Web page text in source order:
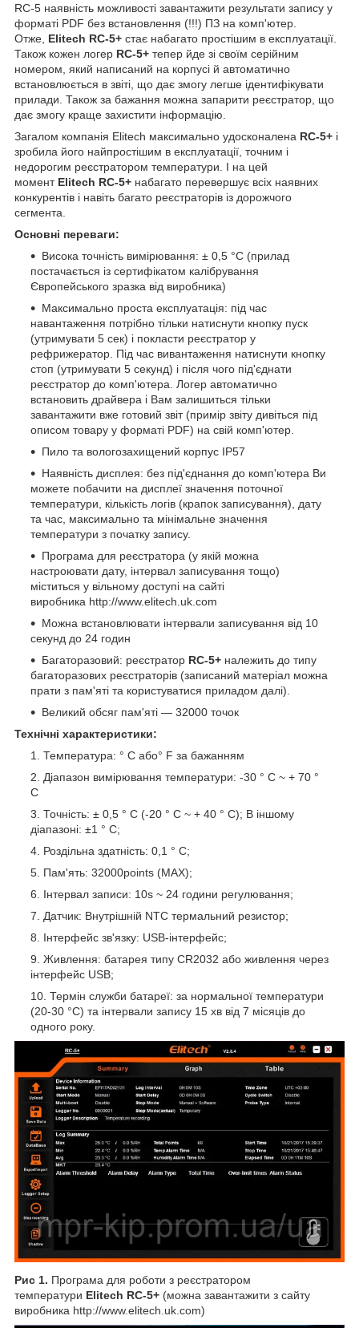
RC-5 наявність можливості завантажити результати запису у
форматі PDF без встановлення (!!!) ПЗ на комп'ютер.
Отже, Elitech RC-5+ стає набагато простішим в експлуатації.
Також кожен логер RC-5+ тепер йде зі своїм серійним
номером, який написаний на корпусі й автоматично
встановлюється в звіті, що дає змогу легше ідентифікувати
прилади. Також за бажання можна запарити реєстратор, що
дає змогу краще захистити інформацію.
Загалом компанія Elitech максимально удосконалена RC-5+ і
зробила його найпростішим в експлуатації, точним і
недорогим реєстратором температури. І на цей
момент Elitech RC-5+ набагато перевершує всіх наявних
конкурентів і навіть багато реєстраторів із дорожчого
сегмента.
Основні переваги:
Висока точність вимірювання: ± 0,5 °C (прилад
постачається із сертифікатом калібрування
Європейського зразка від виробника)
Максимально проста експлуатація: під час
навантаження потрібно тільки натиснути кнопку пуск
(утримувати 5 сек) і покласти реєстратор у
рефрижератор. Під час вивантаження натиснути кнопку
стоп (утримувати 5 секунд) і після чого під'єднати
реєстратор до комп'ютера. Логер автоматично
встановить драйвера і Вам залишиться тільки
завантажити вже готовий звіт (примір звіту дивіться під
описом товару у форматі PDF) на свій комп'ютер.
Пило та вологозахищений корпус IP57
Наявність дисплея: без під'єднання до комп'ютера Ви
можете побачити на дисплеї значення поточної
температури, кількість логів (крапок записування), дату
та час, максимально та мінімальне значення
температури з початку запису.
Програма для реєстратора (у якій можна
настроювати дату, інтервал записування тощо)
міститься у вільному доступі на сайті
виробника http://www.elitech.uk.com
Можна встановлювати інтервали записування від 10
секунд до 24 годин
Багаторазовий: реєстратор RC-5+ належить до типу
багаторазових реєстраторів (записаний матеріал можна
прати з пам'яті та користуватися приладом далі).
Великий обсяг пам'яті — 32000 точок
Технічні характеристики:
Температура: ° С або° F за бажанням
Діапазон вимірювання температури: -30 ° C ~ + 70 °
C
Точність: ± 0,5 ° С (-20 ° C ~ + 40 ° С); В іншому
діапазоні: ±1 ° С;
Роздільна здатність: 0,1 ° С;
Пам'ять: 32000points (MAX);
Інтервал записи: 10s ~ 24 години регулювання;
Датчик: Внутрішній NTC термальний резистор;
Інтерфейс зв'язку: USB-інтерфейс;
Живлення: батарея типу CR2032 або живлення через
інтерфейс USB;
Термін служби батареї: за нормальної температури
(20-30 °C) та інтервали запису 15 хв від 7 місяців до
одного року.
Рис 1. Програма для роботи з реєстратором
температури Elitech RC-5+ (можна завантажити з сайту
виробника http://www.elitech.uk.com)